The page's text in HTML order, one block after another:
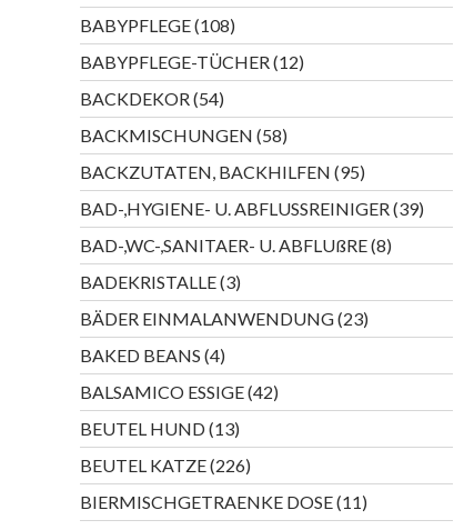
BABYPFLEGE 108108
Produkte
BABYPFLEGE-TÜCHER 1212
Produkte
BACKDEKOR 5454
Produkte
BACKMISCHUNGEN 5858
Produkte
BACKZUTATEN, BACKHILFEN 9595
Produkte
BAD-,HYGIENE- U. ABFLUSSREINIGER 3939
BAD-,WC-,SANITAER- U. ABFLUßRE 88
Produkte
BADEKRISTALLE 33
Produkte
BÄDER EINMALANWENDUNG 2323
Produkte
BAKED BEANS 44
Produkte
BALSAMICO ESSIGE 4242
Produkte
BEUTEL HUND 1313
Produkte
BEUTEL KATZE 226226
Produkte
BIERMISCHGETRAENKE DOSE 1111
Produkte